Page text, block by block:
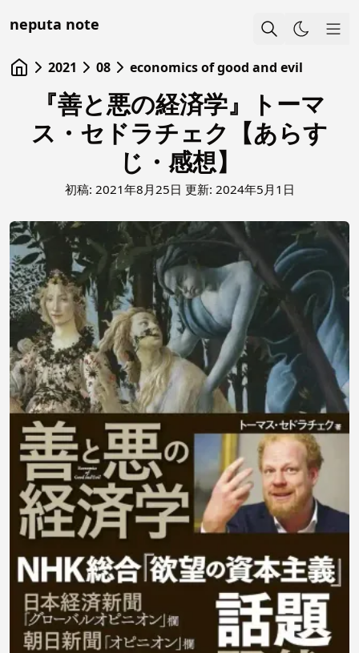
neputa note
2021
08 economics of good and evil
『善と悪の経済学』トーマ
ス・セドラチェク【あらす
じ・感想】
初稿: 2021年8月25日 更新: 2024年5月1日